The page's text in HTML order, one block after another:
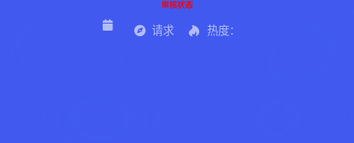
审核状态
请求 热度：